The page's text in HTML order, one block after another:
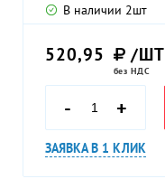
В наличии 2шт
520,95 /ШТ
без НДС
- +
ЗАЯВКА В 1 КЛИК